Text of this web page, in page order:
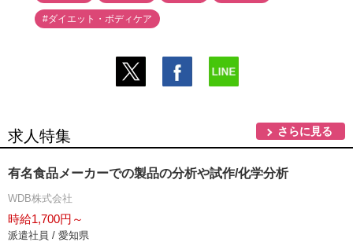
#ダイエット・ボディケア
求人特集 さらに見る
有名食品メーカーでの製品の分析や試作/化学分析
WDB株式会社
時給1,700円～
派遣社員 / 愛知県